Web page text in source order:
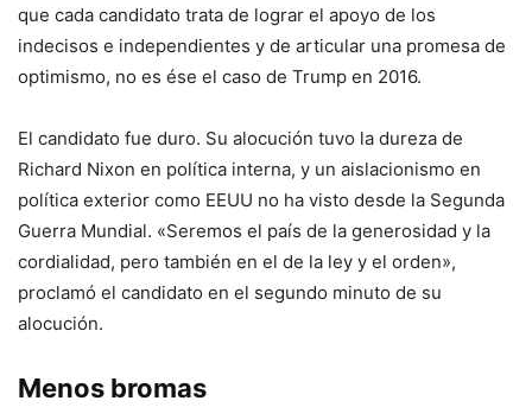
que cada candidato trata de lograr el apoyo de los
indecisos e independientes y de articular una promesa de
optimismo, no es ése el caso de Trump en 2016.
El candidato fue duro. Su alocución tuvo la dureza de
Richard Nixon en política interna, y un aislacionismo en
política exterior como EEUU no ha visto desde la Segunda
Guerra Mundial. «Seremos el país de la generosidad y la
cordialidad, pero también en el de la ley y el orden»,
proclamó el candidato en el segundo minuto de su
alocución.
Menos bromas